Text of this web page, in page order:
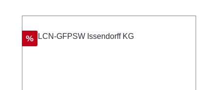
istniejacymi wizualizacjami
Rabat
%